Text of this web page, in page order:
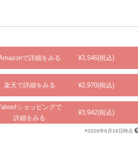
で詳細をみる ¥3,546(税込)
楽天で詳細をみる ¥2,970(税込)
ショッピングで
詳細をみる
¥3,942(税込)
※2026年6月16日時点